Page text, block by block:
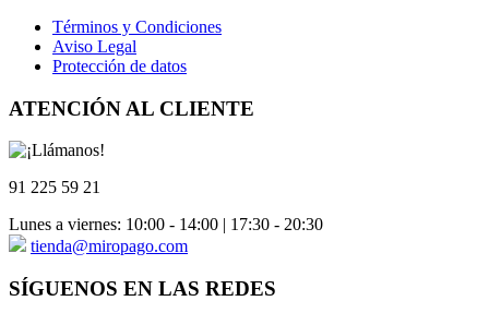
Términos y Condiciones
Aviso Legal
Protección de datos
ATENCIÓN AL CLIENTE
91 225 59 21
Lunes a viernes: 10:00 - 14:00 | 17:30 - 20:30
tienda@miropago.com
SÍGUENOS EN LAS REDES